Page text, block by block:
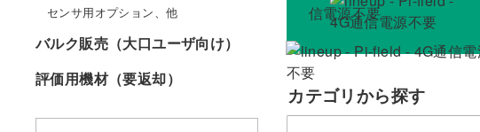
カテゴリから探す
センサ用オプション、他
バルク販売（大口ユーザ向け）
評価用機材（要返却）